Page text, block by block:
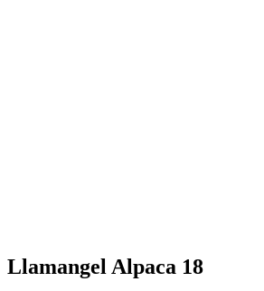
Llamangel Alpaca 18